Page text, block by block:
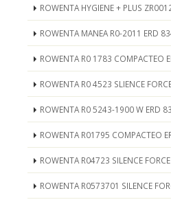
ROWENTA HYGIENE + PLUS
ROWENTA MANEA R0-2011 ERD
ROWENTA R0 1783 COMPACTEO
ROWENTA R0 4523 SLIENCE
ROWENTA R0 5243-1900 W ERD
ROWENTA R01795 COMPACTEO
ROWENTA R04723 SILENCE
ROWENTA R0573701 SILENCE